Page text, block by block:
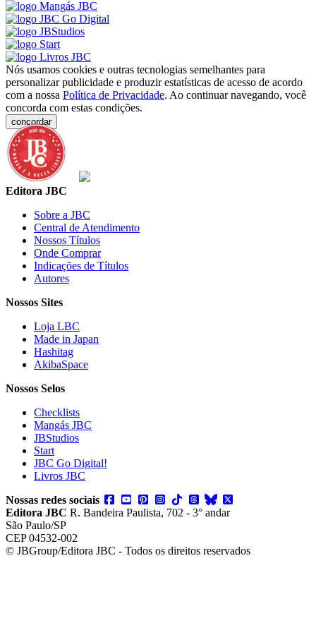
Nós usamos cookies e outras tecnologias semelhantes para
personalizar publicidade e produzir estatísticas de acesso de acordo
com a nossa Política de Privacidade. Ao continuar navegando, você
concorda com estas condições.
concordar
Editora JBC
Sobre a JBC
Central de Atendimento
Nossos Títulos
Onde Comprar
Indicações de Títulos
Autores
Nossos Sites
Loja LBC
Made in Japan
Hashitag
AkibaSpace
Nossos Selos
Checklists
Mangás JBC
JBStudios
Start
JBC Go Digital!
Livros JBC
Nossas redes sociais
Editora JBC R. Bandeira Paulista, 702 - 3° andar
São Paulo/SP
CEP 04532-002
© JBGroup/Editora JBC - Todos os direitos reservados